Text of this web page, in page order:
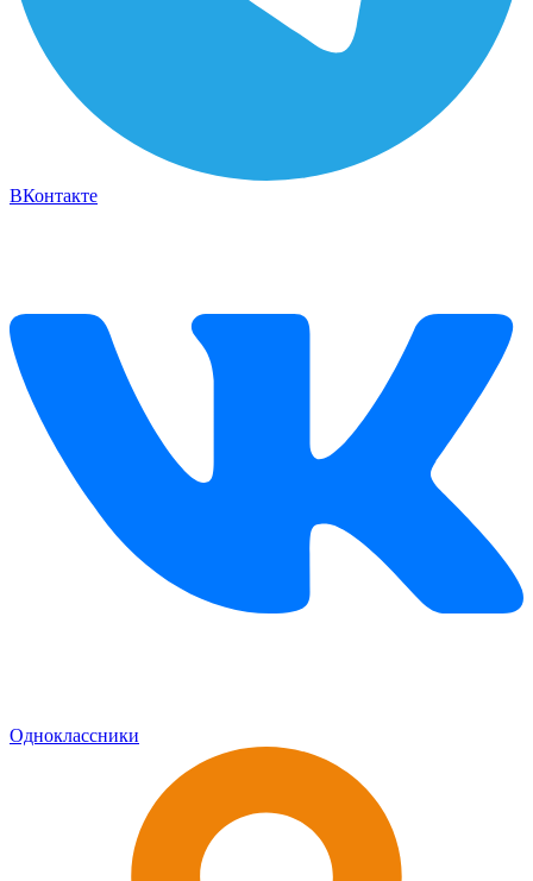
ВКонтакте
Одноклассники